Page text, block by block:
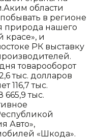
области
в регионе
природа нашего
красе», и
РК выставку
товарооборот
тыс. долларов
116,7 тыс.
тыс.
Авто»,
«Шкода».